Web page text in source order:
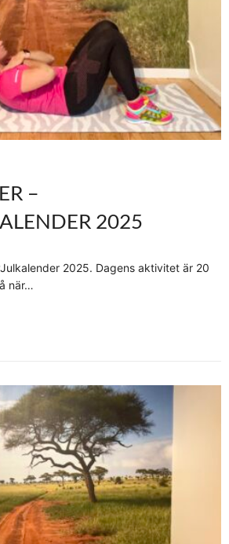
–
2025
2025. Dagens aktivitet är 20
när…